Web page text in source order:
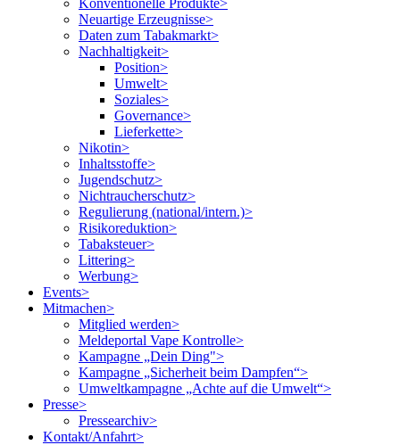
Konventionelle Produkte>
Neuartige Erzeugnisse>
Daten zum Tabakmarkt>
Nachhaltigkeit>
Position>
Umwelt>
Soziales>
Governance>
Lieferkette>
Nikotin>
Inhaltsstoffe>
Jugendschutz>
Nichtraucherschutz>
Regulierung (national/intern.)>
Risikoreduktion>
Tabaksteuer>
Littering>
Werbung>
Events>
Mitmachen>
Mitglied werden>
Meldeportal Vape Kontrolle>
Kampagne „Dein Ding">
Kampagne „Sicherheit beim Dampfen“>
Umweltkampagne „Achte auf die Umwelt“>
Presse>
Pressearchiv>
Kontakt/Anfahrt>